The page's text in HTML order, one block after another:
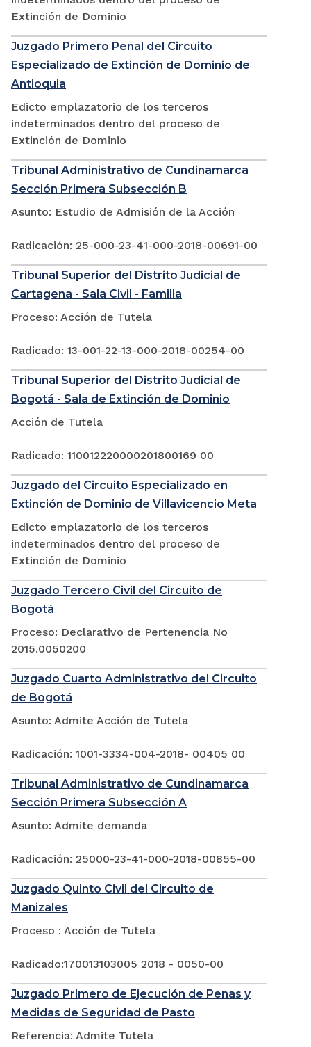
Extinción de Dominio
Juzgado Primero Penal del Circuito
Especializado de Extinción de Dominio de
Antioquia
Edicto emplazatorio de los terceros
indeterminados dentro del proceso de
Extinción de Dominio
Tribunal Administrativo de Cundinamarca
Sección Primera Subsección B
Asunto: Estudio de Admisión de la Acción
Radicación: 25-000-23-41-000-2018-00691-00
Tribunal Superior del Distrito Judicial de
Cartagena - Sala Civil - Familia
Proceso: Acción de Tutela
Radicado: 13-001-22-13-000-2018-00254-00
Tribunal Superior del Distrito Judicial de
Bogotá - Sala de Extinción de Dominio
Acción de Tutela
Radicado: 110012220000201800169 00
Juzgado del Circuito Especializado en
Extinción de Dominio de Villavicencio Meta
Edicto emplazatorio de los terceros
indeterminados dentro del proceso de
Extinción de Dominio
Juzgado Tercero Civil del Circuito de
Bogotá
Proceso: Declarativo de Pertenencia No
2015.0050200
Juzgado Cuarto Administrativo del Circuito
de Bogotá
Asunto: Admite Acción de Tutela
Radicación: 1001-3334-004-2018- 00405 00
Tribunal Administrativo de Cundinamarca
Sección Primera Subsección A
Asunto: Admite demanda
Radicación: 25000-23-41-000-2018-00855-00
Juzgado Quinto Civil del Circuito de
Manizales
Proceso : Acción de Tutela
Radicado:170013103005 2018 - 0050-00
Juzgado Primero de Ejecución de Penas y
Medidas de Seguridad de Pasto
Referencia: Admite Tutela